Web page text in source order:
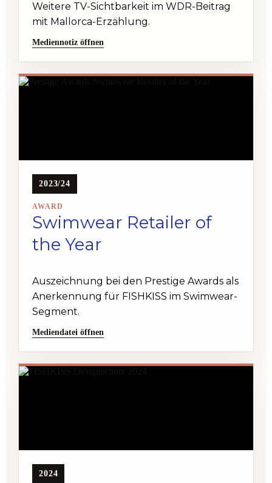
Weitere TV-Sichtbarkeit im WDR-Beitrag
mit Mallorca-Erzählung.
Mediennotiz öffnen
2023/24
AWARD
Swimwear Retailer of
the Year
Auszeichnung bei den Prestige Awards als
Anerkennung für FISHKISS im Swimwear-
Segment.
Mediendatei öffnen
2024